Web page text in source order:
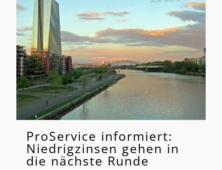
ProService informiert:
Niedrigzinsen gehen in
die nächste Runde